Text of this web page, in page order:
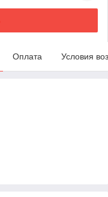
Оплата Условия